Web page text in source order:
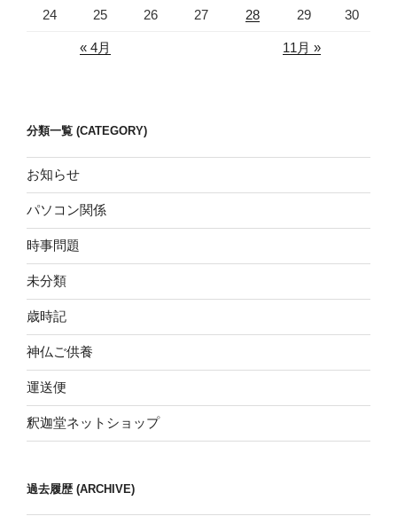
24 25 26 27 28 29 30
« 4月 11月 »
分類一覧 (CATEGORY)
お知らせ
パソコン関係
時事問題
未分類
歳時記
神仏ご供養
運送便
釈迦堂ネットショップ
過去履歴 (ARCHIVE)